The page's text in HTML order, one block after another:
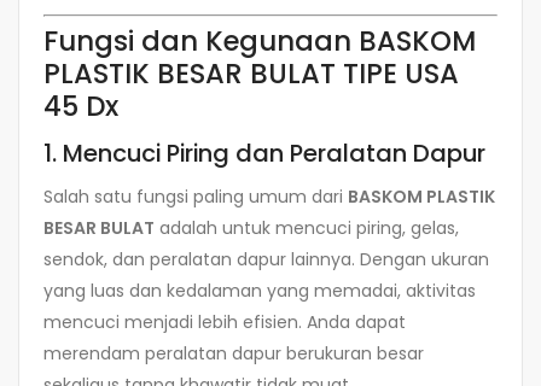
Fungsi dan Kegunaan BASKOM
PLASTIK BESAR BULAT TIPE USA
45 Dx
1. Mencuci Piring dan Peralatan Dapur
Salah satu fungsi paling umum dari BASKOM PLASTIK
BESAR BULAT adalah untuk mencuci piring, gelas,
sendok, dan peralatan dapur lainnya. Dengan ukuran
yang luas dan kedalaman yang memadai, aktivitas
mencuci menjadi lebih efisien. Anda dapat
merendam peralatan dapur berukuran besar